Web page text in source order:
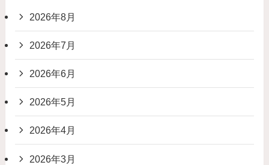
2026年8月
2026年7月
2026年6月
2026年5月
2026年4月
2026年3月